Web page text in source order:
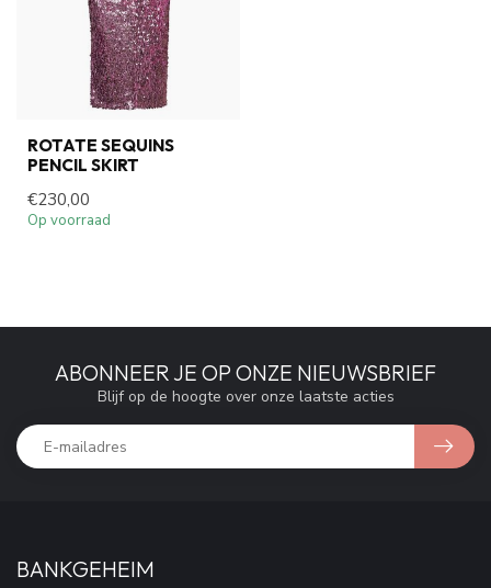
ROTATE SEQUINS
PENCIL SKIRT
€230,00
Op voorraad
ABONNEER JE OP ONZE NIEUWSBRIEF
Blijf op de hoogte over onze laatste acties
BANKGEHEIM